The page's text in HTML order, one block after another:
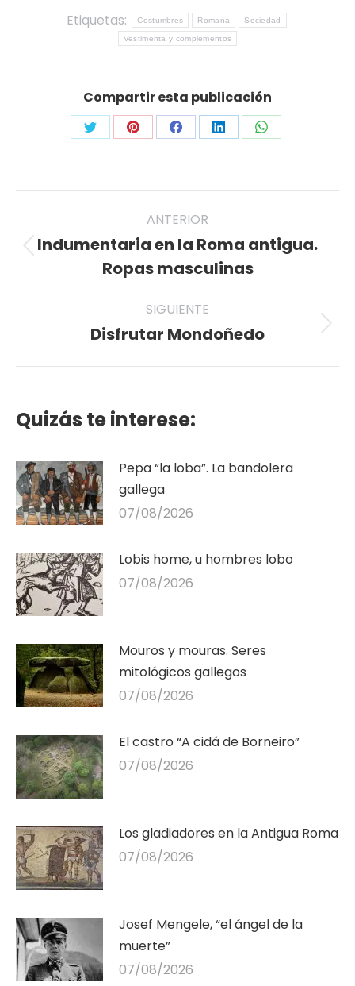
Etiquetas:
Costumbres Romana Sociedad
Vestimenta y complementos
Compartir esta publicación
Share
Twitter
Share
Pinterest
Share
Facebook
Share
LinkedIn
Share
WhatsApp
Navegación
entre
publicaciones
ANTERIOR
Publicación
anterior:
Indumentaria en la Roma antigua.
Ropas masculinas
SIGUIENTE
Publicación
Disfrutar Mondoñedo
Quizás te interese:
Pepa “la loba”. La bandolera
gallega
07/08/2026
Lobis home, u hombres lobo
07/08/2026
Mouros y mouras. Seres
mitológicos gallegos
07/08/2026
El castro “A cidá de Borneiro”
07/08/2026
Los gladiadores en la Antigua Roma
07/08/2026
Josef Mengele, “el ángel de la
muerte”
07/08/2026